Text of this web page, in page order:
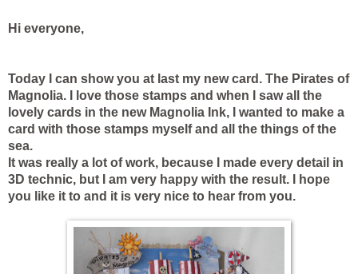
Hi everyone,
Today I can show you at last my new card. The Pirates of
Magnolia. I love those stamps and when I saw all the
lovely cards in the new Magnolia Ink, I wanted to make a
card with those stamps myself and all the things of the
sea.
It was really a lot of work, because I made every detail in
3D technic, but I am very happy with the result. I hope
you like it to and it is very nice to hear from you.